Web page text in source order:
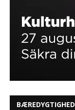
BÆREDYGTIGHED